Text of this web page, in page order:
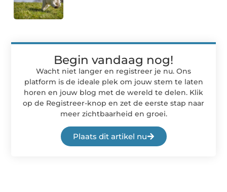
Begin vandaag nog!
Wacht niet langer en registreer je nu. Ons
platform is de ideale plek om jouw stem te laten
horen en jouw blog met de wereld te delen. Klik
op de Registreer-knop en zet de eerste stap naar
meer zichtbaarheid en groei.
Plaats dit artikel nu